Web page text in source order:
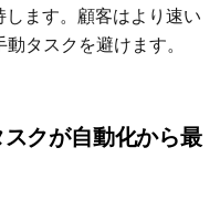
ます。顧客はより速い
タスクを避けます。
クが自動化から最